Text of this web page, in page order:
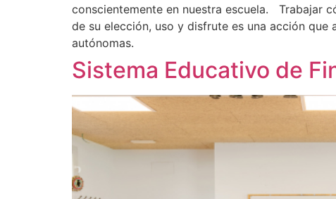
conscientemente en nuestra escuela. Trabajar
de su elección, uso y disfrute es una acción
autónomas.
Sistema Educativo de